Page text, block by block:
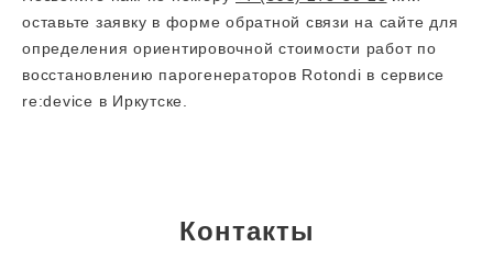
оставьте заявку в форме обратной связи на сайте для
определения ориентировочной стоимости работ по
восстановлению парогенераторов Rotondi в сервисе
re:device в Иркутске.
Контакты